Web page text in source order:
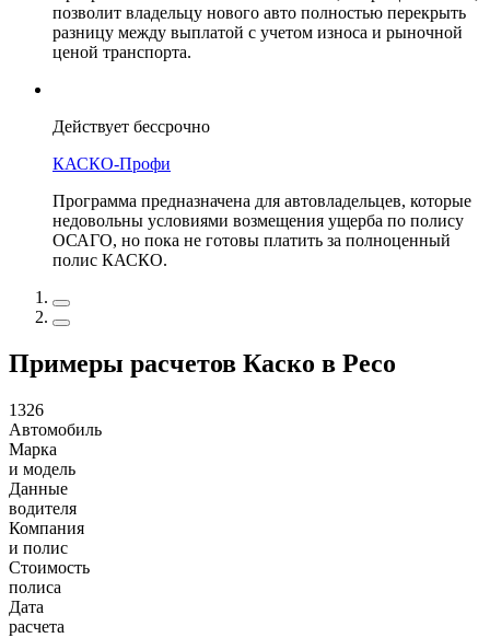
позволит владельцу нового авто полностью перекрыть
разницу между выплатой с учетом износа и рыночной
ценой транспорта.
Действует бессрочно
КАСКО-Профи
Программа предназначена для автовладельцев, которые
недовольны условиями возмещения ущерба по полису
ОСАГО, но пока не готовы платить за полноценный
полис КАСКО.
Примеры расчетов Каско в Ресо
1326
Автомобиль
Марка
и модель
Данные
водителя
Компания
и полис
Стоимость
полиса
Дата
расчета